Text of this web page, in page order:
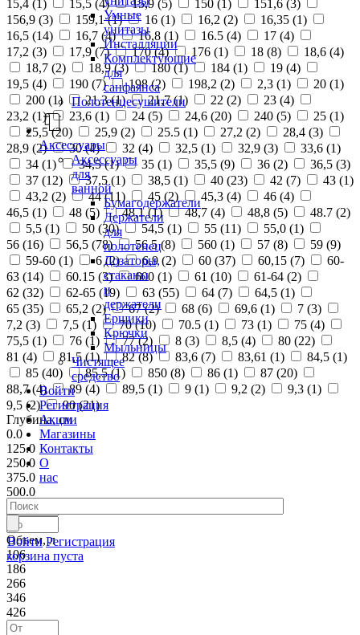
Умные
унитазы
Инсталляции
Комплектующие
для
санфаянса
Полотенцесушители
Аксессуары
Аксессуары
для
ванной
Бумагодержатели
Держатели
для
полотенец
Дозаторы,
стаканы
и
держатели
Ершики
Крючки
Мыльницы
Чистящее
средство
Войти
Регистрация
Акции
Магазины
Контакты
О
нас
Войти Регистрация
корзина пуста
15,4 (1 ) 15,5 (4) 15,9 (5) 150 (1 ) 151,6 (3)
156,9 (3) 159,1 (1) 16 (1) 16,2 (2) 16,35 (1)
16,5 (14) 16,7 (4) 16,8 (1) 16.5 (4) 17 (4)
17,2 (3) 17,9 (7) 170 (4) 176 (1) 18 (8) 18,6 (4)
18,7 (2) 18,9 (3) 180 (1) 184 (1) 19 (4)
19,5 (4) 190 (7) 198 (2) 198,2 (2) 2,3 (1) 20 (1)
200 (1) 21,3 (1) 21,7 (1) 22 (2) 23 (4)
23,2 (1) 23,6 (1) 24 (5) 24,6 (20) 240 (5) 25 (1)
25,5 (20) 25,9 (2) 25.5 (1) 27,2 (2) 28,4 (3)
28,9 (2) 30 (4) 32 (4) 32,5 (1) 32,9 (3) 33,6 (1)
34 (1) 34,5 (1) 35 (1) 35,5 (9) 36 (2) 36,5 (3)
37 (12) 37,5 (1) 38,5 (1) 40 (23) 42 (7) 43 (1)
43,2 (2) 44 (11) 45 (2) 45,3 (4) 46 (4)
46,5 (1) 48 (5) 48,1 (1) 48,7 (4) 48,8 (5) 48.7 (2)
5,5 (1) 50 (30) 54,5 (1) 55 (11) 55,0 (1)
56 (16) 56,5 (78) 56.5 (8) 560 (1) 57 (8) 59 (9)
59-60 (1) 6 (2) 6,9 (2) 60 (37) 60,15 (7)
60-
63 (14) 60.15 (3) 600 (1) 61 (10) 61-64 (2)
62 (32) 62-65 (19) 63 (55) 64 (7) 64,5 (1)
65 (35) 65,2 (2) 67 (2) 68 (6) 69,6 (1) 7 (3)
7,2 (3) 7,5 (1) 70 (10) 70.5 (1) 73 (1) 75 (4)
75,5 (1) 76 (1) 77 (2) 8 (3) 8,5 (4) 80 (22)
81 (4) 81,5 (1) 82 (8) 83,6 (7) 83,61 (1) 84,5 (1)
85 (40) 85,5 (1) 850 (8) 86 (1) 87 (20)
88,7 (4) 89 (4) 89,5 (1) 9 (1) 9,2 (2) 9,3 (1)
9,5 (2) 90 (21)
Глубина, см
0.0
125.0
250.0
375.0
500.0
Объем, л
106
186
266
346
426